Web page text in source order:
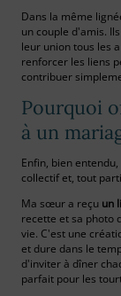
Dans la même
un couple d'amis.
leur union tous les
renforcer les liens
contribuer
Pourquoi
à un
Enfin, bien
collectif et, tout
Ma sœur a reçu un
recette et sa photo
vie. C'est une
et dure dans le
d'inviter à dîner
parfait pour les